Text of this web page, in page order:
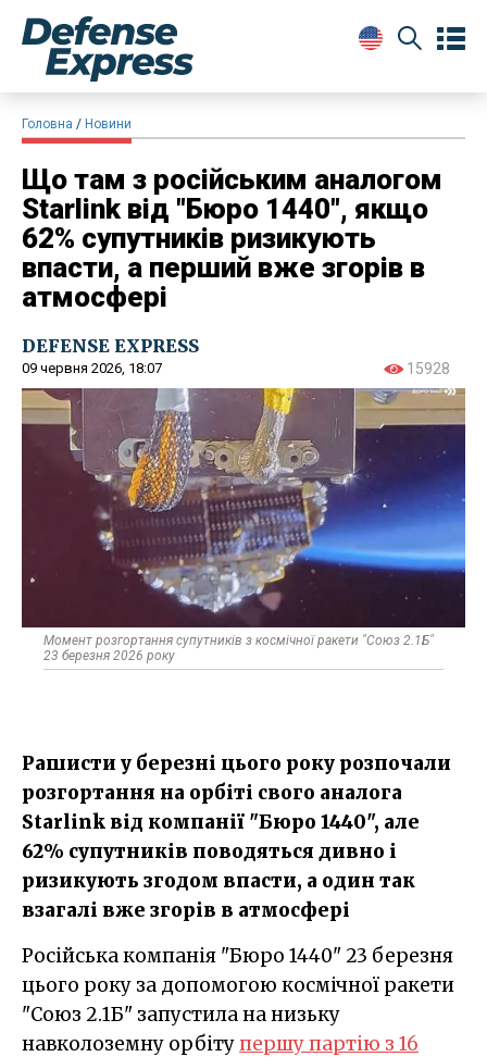
Головна Новини
Що там з російським аналогом
Starlink від "Бюро 1440", якщо
62% супутників ризикують
впасти, а перший вже згорів в
атмосфері
DEFENSE EXPRESS
09 червня 2026, 18:07 15928
Момент розгортання супутників з космічної ракети "Союз 2.1Б"
23 березня 2026 року
Рашисти у березні цього року розпочали
розгортання на орбіті свого аналога
Starlink від компанії "Бюро 1440", але
62% супутників поводяться дивно і
ризикують згодом впасти, а один так
взагалі вже згорів в атмосфері
Російська компанія "Бюро 1440" 23 березня
цього року за допомогою космічної ракети
"Союз 2.1Б" запустила на низьку
навколоземну орбітупершу партію з 16